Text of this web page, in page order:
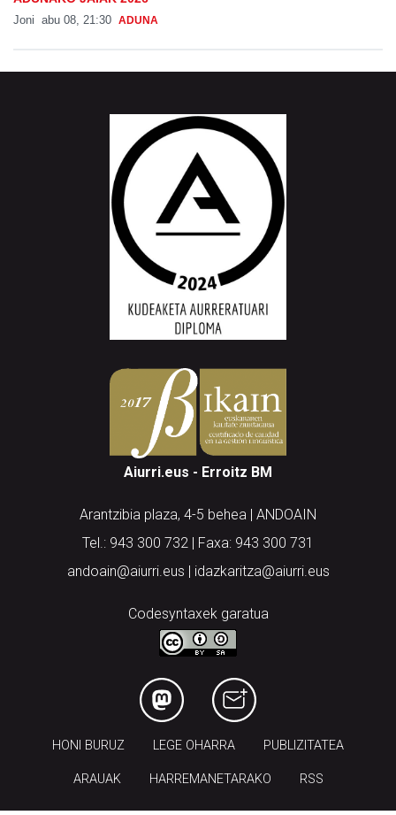
Joni abu 08, 21:30 ADUNA
Aiurri.eus - Erroitz BM
Arantzibia plaza, 4-5 behea | ANDOAIN
Tel.: 943 300 732 | Faxa: 943 300 731
andoain@aiurri.eus | idazkaritza@aiurri.eus
Codesyntaxek garatua
HONI BURUZ LEGE OHARRA PUBLIZITATEA
ARAUAK HARREMANETARAKO RSS